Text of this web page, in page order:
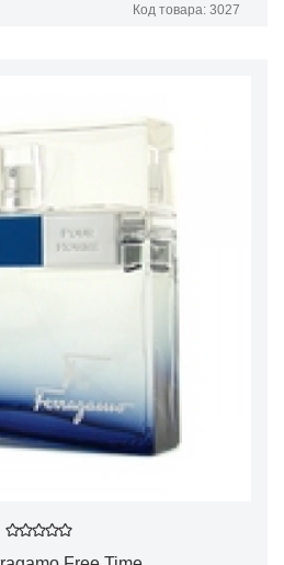
Код товара: 3027